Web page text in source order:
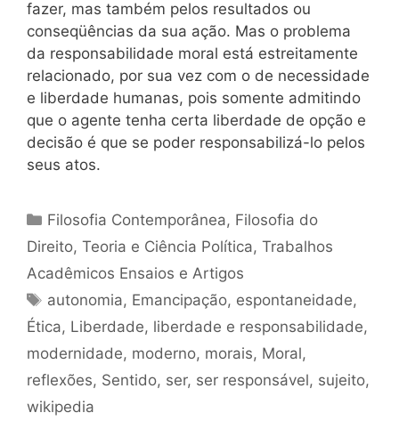
fazer, mas também pelos resultados ou
conseqüências da sua ação. Mas o problema
da responsabilidade moral está estreitamente
relacionado, por sua vez com o de necessidade
e liberdade humanas, pois somente admitindo
que o agente tenha certa liberdade de opção e
decisão é que se poder responsabilizá-lo pelos
seus atos.
Categorias
Filosofia Contemporânea, Filosofia do
Direito, Teoria e Ciência Política, Trabalhos
Acadêmicos Ensaios e Artigos
Tags
autonomia, Emancipação, espontaneidade,
Ética, Liberdade, liberdade e responsabilidade,
modernidade, moderno, morais, Moral,
reflexões, Sentido, ser, ser responsável, sujeito,
wikipedia